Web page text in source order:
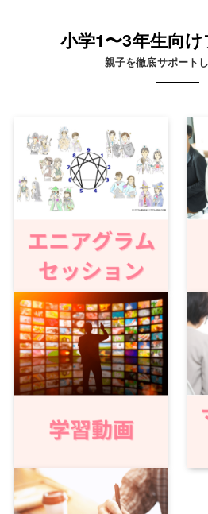
小学1〜3年生向
親子を徹底サポート